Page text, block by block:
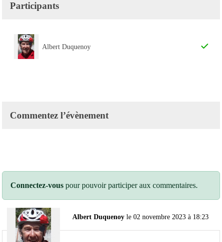
Participants
Albert Duquenoy
Commentez l’évènement
Connectez-vous pour pouvoir participer aux commentaires.
Albert Duquenoy le 02 novembre 2023 à 18:23